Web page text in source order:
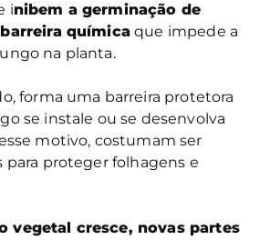
inibem a germinação de
barreira químicaque impede a
na planta.
forma uma barreira protetora
se instale ou se desenvolva
motivo, costumam ser
proteger folhagens e
vegetal cresce, novas partes